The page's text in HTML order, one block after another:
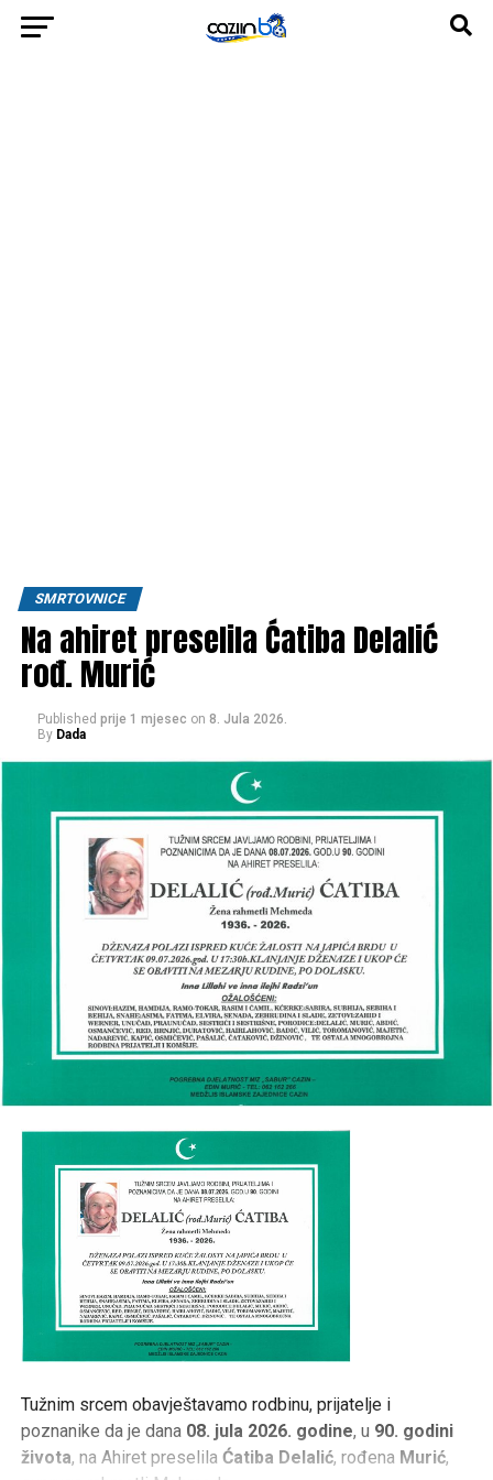
SMRTOVNICE
Na ahiret preselila Ćatiba Delalić
rođ. Murić
Published prije 1 mjesec on 8. Jula 2026.
By Dada
Tužnim srcem obavještavamo rodbinu, prijatelje i
poznanike da je dana 08. jula 2026. godine, u 90. godini
života, na Ahiret preselila Ćatiba Delalić, rođena Murić,